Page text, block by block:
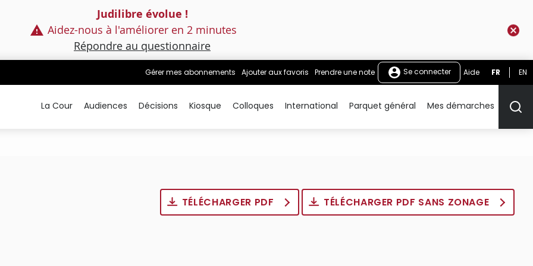
Judilibre évolue !
Aidez-nous à l'améliorer en 2 minutes
Répondre au questionnaire
Gérer mes abonnements Ajouter aux favoris Prendre une note Se connecter Aide FR EN
La Cour Audiences Décisions Kiosque Colloques International Parquet général Mes démarches
TÉLÉCHARGER PDF TÉLÉCHARGER PDF SANS ZONAGE